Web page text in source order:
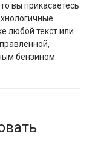
вы прикасаетесь
любой текст или
бензином